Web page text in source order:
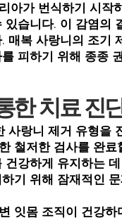
아가 번식하기 시작
습니다. 이 감염의
매복 사랑니의 조기
피하기 위해 종종
한 치료 진
랑니 제거 유형을
철저한 검사를 완료
강하게 유지하는
기 위해 잠재적인
잇몸 조직이 건강하